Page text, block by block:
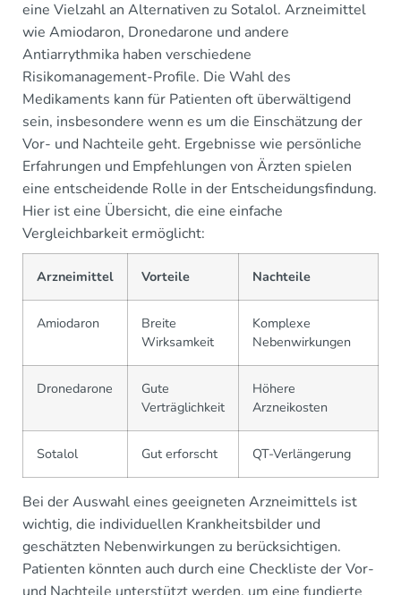
eine Vielzahl an Alternativen zu Sotalol. Arzneimittel
wie Amiodaron, Dronedarone und andere
Antiarrythmika haben verschiedene
Risikomanagement-Profile. Die Wahl des
Medikaments kann für Patienten oft überwältigend
sein, insbesondere wenn es um die Einschätzung der
Vor- und Nachteile geht. Ergebnisse wie persönliche
Erfahrungen und Empfehlungen von Ärzten spielen
eine entscheidende Rolle in der Entscheidungsfindung.
Hier ist eine Übersicht, die eine einfache
Vergleichbarkeit ermöglicht:
Arzneimittel Vorteile Nachteile
Amiodaron
Breite
Wirksamkeit
Komplexe
Nebenwirkungen
Dronedarone
Gute
Verträglichkeit
Höhere
Arzneikosten
Sotalol Gut erforscht QT-Verlängerung
Bei der Auswahl eines geeigneten Arzneimittels ist
wichtig, die individuellen Krankheitsbilder und
geschätzten Nebenwirkungen zu berücksichtigen.
Patienten könnten auch durch eine Checkliste der Vor-